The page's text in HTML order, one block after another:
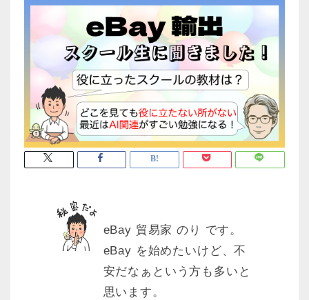
eBay 貿易家 のり です。
eBay を始めたいけど、不
安だなぁという方も多いと
思います。